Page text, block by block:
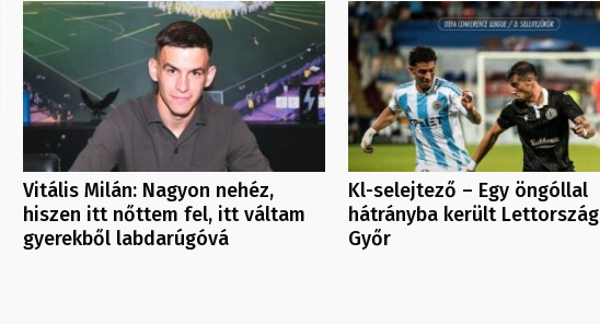
Vitális Milán: Nagyon nehéz,
hiszen itt nőttem fel, itt váltam
gyerekből labdarúgóvá
Kl-selejtező – Egy öngóllal
hátrányba került
Győr